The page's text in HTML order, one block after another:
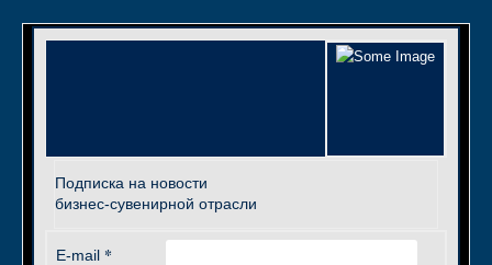
Подписка на новости
бизнес-сувенирной отрасли
E-mail *